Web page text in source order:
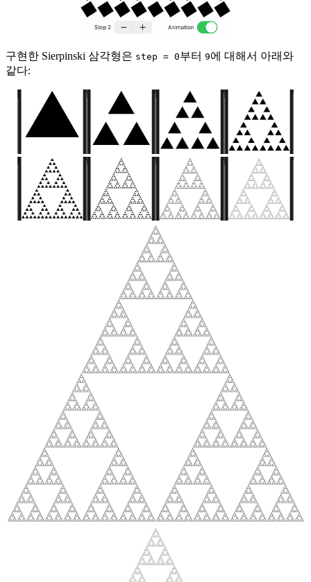
구현한 Sierpinski 삼각형은 step = 0부터 9에 대해서 아래와
같다: